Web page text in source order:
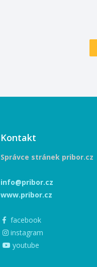
Kontakt
Správce stránek pribor.cz
info@pribor.cz
www.pribor.cz
facebook
instagram
youtube